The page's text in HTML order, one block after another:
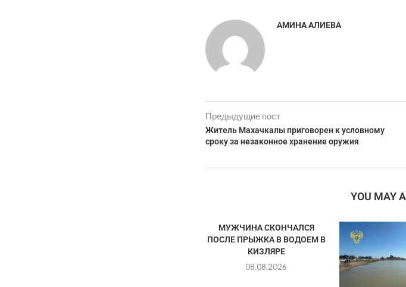
АМИНА АЛИЕВА
Предыдущие пост
Житель Махачкалы приговорен к условному
сроку за незаконное хранение оружия
YOU MAY
МУЖЧИНА СКОНЧАЛСЯ
ПОСЛЕ ПРЫЖКА В ВОДОЕМ В
КИЗЛЯРЕ
08.08.2026